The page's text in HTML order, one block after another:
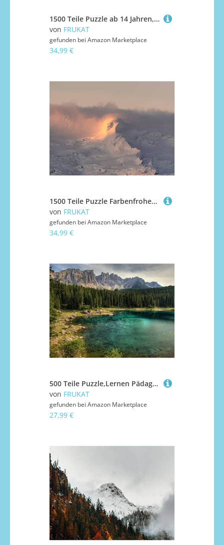
1500 Teile Puzzle ab 14 Jahren,Buntes Erwachsenenpuzzle - Grass River View from Above 87x57cm
von FRUKAT
gefunden bei Amazon Marketplace
34,99 €
1500 Teile Puzzle Farbenfrohes Puzzle für Erwachsene und Kinder - Berghangrelief 87x57cm
von FRUKAT
gefunden bei Amazon Marketplace
34,99 €
500 Teile Puzzle,Lernen Pädagogische Puzzle Spielzeug - Berg See Felsen 52x38cm
von FRUKAT
gefunden bei Amazon Marketplace
27,99 €